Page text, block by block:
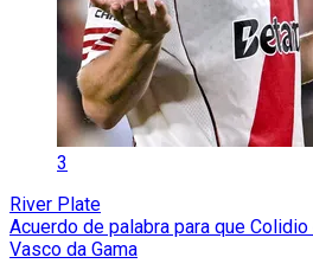
3
River Plate
Acuerdo de palabra para que
Vasco da Gama